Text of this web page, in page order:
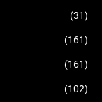
(31)
(161)
(161)
(102)